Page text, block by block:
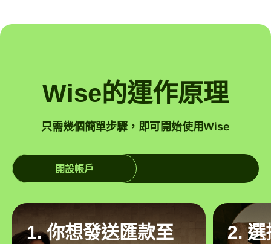
Wise的運作原理
只需幾個簡單步驟，即可開始使用Wise
開設帳戶
1. 你想發送匯款至 2. 選